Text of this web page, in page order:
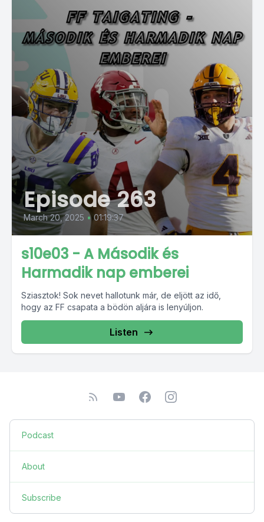
Episode 263
March 20, 2025 • 01:19:37
s10e03 - A Második és
Harmadik nap emberei
Sziasztok! Sok nevet hallotunk már, de eljött az idő,
hogy az FF csapata a bödön aljára is lenyúljon.
Listen
Podcast
About
Subscribe